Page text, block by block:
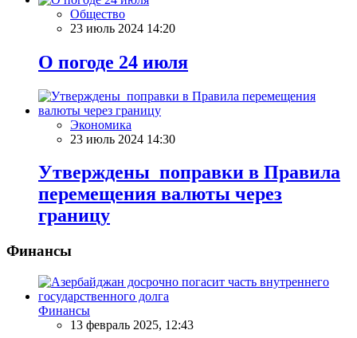
Общество
23 июль 2024 14:20
О погоде 24 июля
Экономика
23 июль 2024 14:30
Утверждены поправки в Правила
перемещения валюты через
границу
Финансы
Финансы
13 февраль 2025, 12:43